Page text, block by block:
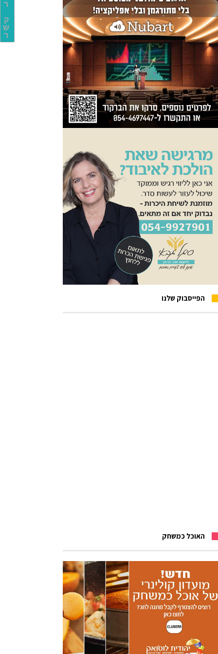
ר
ק
ש
ר
הפייסבוק שלנו
האוכל כמשחק